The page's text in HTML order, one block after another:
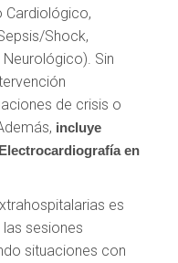
Shock,
Sin
de crisis o
incluye
en
es
las sesiones
situaciones con